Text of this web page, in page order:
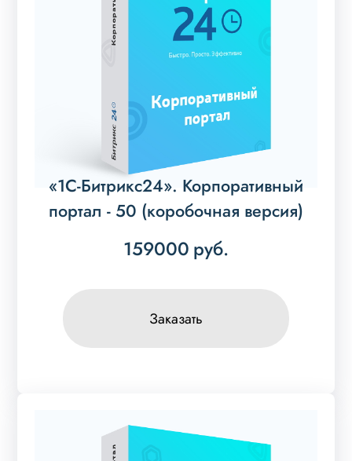
«1С-Битрикс24». Корпоративный
портал - 50 (коробочная версия)
159000 руб.
Заказать